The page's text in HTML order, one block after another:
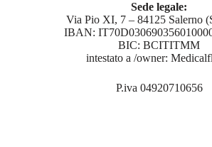
Sede legale:
Via Pio XI, 7 – 84125 Salerno
IBAN:
BIC: BCITITMM
intestato a /owner:
P.iva 04920710656